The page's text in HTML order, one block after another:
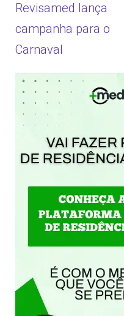
Navegação
de
Post
Revisamed lança
campanha para o
Carnaval